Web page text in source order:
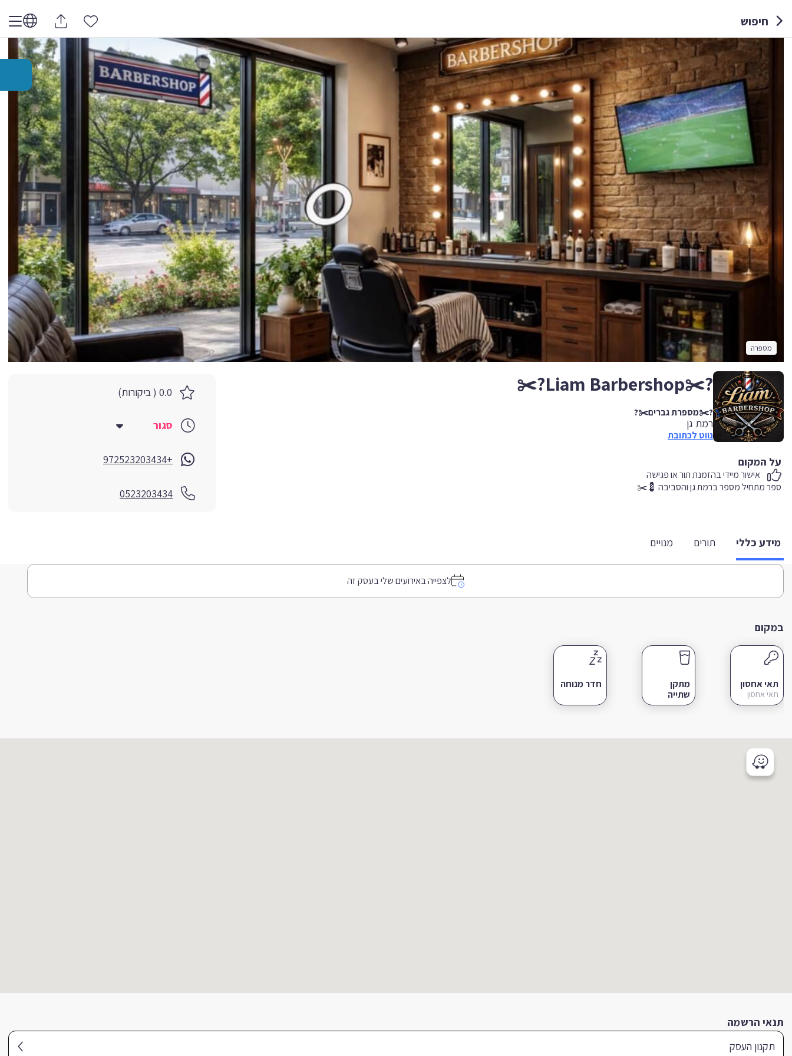
חיפוש
מספרה
?✂️Liam Barbershop?✂️
?✂️מספרת גברים✂️?
רמת גן
נווט לכתובת
על המקום
אישור מיידי בהזמנת תור או פגישה
ספר מתחיל מספר ברמת גן והסביבה 💈✂️
0.0 ( ביקורות)
סגור
+972523203434
0523203434
מידע כללי תורים מנויים
לצפייה באירועים שלי בעסק זה
במקום
תאי אחסון
תאי אחסון
מתקן
שתייה
חדר מנוחה
תנאי הרשמה
תקנון העסק